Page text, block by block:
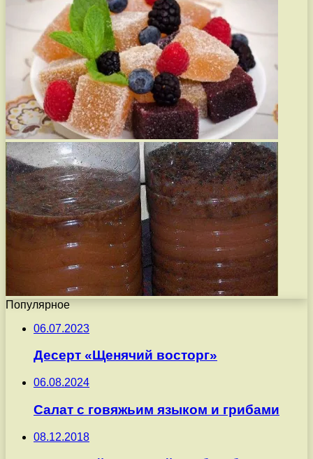
Популярное
06.07.2023
Десерт «Щенячий восторг»
06.08.2024
Салат с говяжьим языком и грибами
08.12.2018